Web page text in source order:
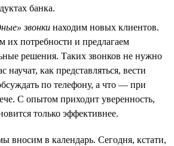
банка.
звонки находим новых клиентов.
их потребности и предлагаем
решения. Таких звонков не нужно
научат, как представляться, вести
по телефону, а что — при
С опытом приходит уверенность,
только эффективнее.
вносим в календарь. Сегодня, кстати,